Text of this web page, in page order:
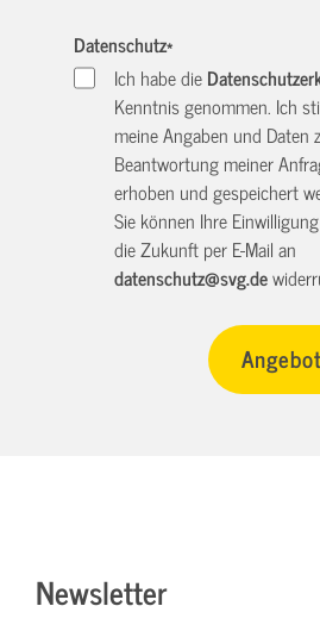
Datenschutz*
Ich habe die
Kenntnis genommen. Ich
meine Angaben und Daten
Beantwortung meiner
erhoben und gespeichert
Sie können Ihre
die Zukunft per E-Mail an
datenschutz@svg.de
Newsletter